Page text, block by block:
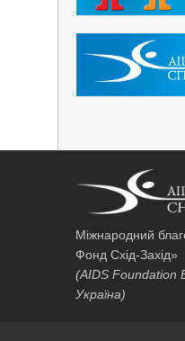
Міжнародний
Фонд Схід-Захід»
(AIDS Foundation
Україна)